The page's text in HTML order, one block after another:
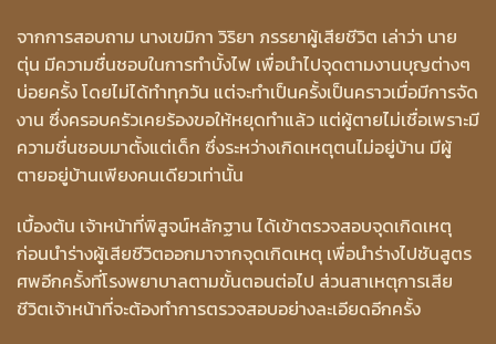
จากการสอบถาม นางเขมิกา วิริยา ภรรยาผู้เสียชีวิต เล่าว่า นาย
ตุ่น มีความชื่นชอบในการทำบั้งไฟ เพื่อนำไปจุดตามงานบุญต่างๆ
บ่อยครั้ง โดยไม่ได้ทำทุกวัน แต่จะทำเป็นครั้งเป็นคราวเมื่อมีการจัด
งาน ซึ่งครอบครัวเคยร้องขอให้หยุดทำแล้ว แต่ผู้ตายไม่เชื่อเพราะมี
ความชื่นชอบมาตั้งแต่เด็ก ซึ่งระหว่างเกิดเหตุตนไม่อยู่บ้าน มีผู้
ตายอยู่บ้านเพียงคนเดียวเท่านั้น
เบื้องต้น เจ้าหน้าที่พิสูจน์หลักฐาน ได้เข้าตรวจสอบจุดเกิดเหตุ
ก่อนนำร่างผู้เสียชีวิตออกมาจากจุดเกิดเหตุ เพื่อนำร่างไปชันสูตร
ศพอีกครั้งที่โรงพยาบาลตามขั้นตอนต่อไป ส่วนสาเหตุการเสีย
ชีวิตเจ้าหน้าที่จะต้องทำการตรวจสอบอย่างละเอียดอีกครั้ง